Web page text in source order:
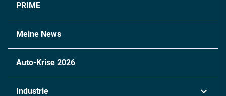
PRIME
Meine News
Auto-Krise 2026
Industrie